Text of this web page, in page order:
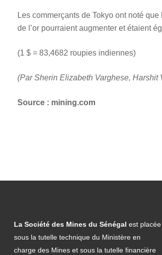
Les commerçants de Tokyo ont noté
de l’or pourraient augmenter et étaient
(1 $ = 83,4682 roupies indiennes)
(Par Sherin Elizabeth Varghese,
Source : mining.com
La Société des Mines du Sénégal est placée
sous la tutelle technique du Ministère en
charge des Mines et sous la tutelle financière